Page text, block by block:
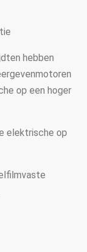
hebben
op een hoger
elektrische op